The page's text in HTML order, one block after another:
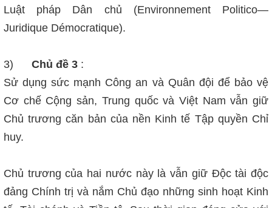
Luật pháp Dân chủ (Environnement Politico—
Juridique Démocratique).
3) Chủ đề 3 :
Sử dụng sức mạnh Công an và Quân đội để bảo vệ
Cơ chế Cộng sản, Trung quốc và Việt Nam vẫn giữ
Chủ trương căn bản của nền Kinh tế Tập quyền Chỉ
huy.
Chủ trương của hai nước này là vẫn giữ Độc tài độc
đảng Chính trị và nắm Chủ đạo những sinh hoạt Kinh